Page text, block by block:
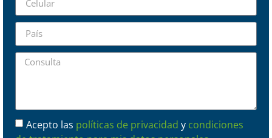
Acepto las políticas de privacidad y condiciones